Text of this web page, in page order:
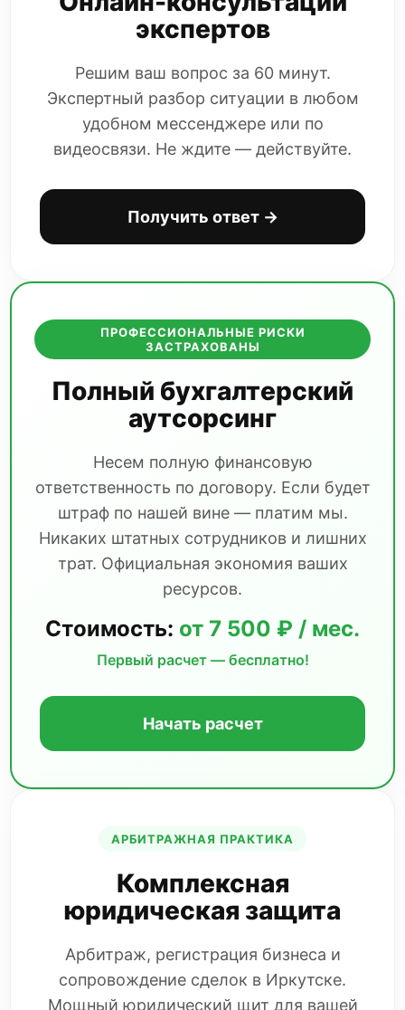
экспертов
Решим ваш вопрос за 60 минут.
Экспертный разбор ситуации в любом
удобном мессенджере или по
видеосвязи. Не ждите — действуйте.
Получить ответ →
ПРОФЕССИОНАЛЬНЫЕ РИСКИ
ЗАСТРАХОВАНЫ
Полный бухгалтерский
аутсорсинг
Несем полную финансовую
ответственность по договору. Если будет
штраф по нашей вине — платим мы.
Никаких штатных сотрудников и лишних
трат. Официальная экономия ваших
ресурсов.
Стоимость: от 7 500 ₽ / мес.
Первый расчет — бесплатно!
Начать расчет
АРБИТРАЖНАЯ ПРАКТИКА
Комплексная
юридическая защита
Арбитраж, регистрация бизнеса и
сопровождение сделок в Иркутске.
Мощный юридический щит для вашей